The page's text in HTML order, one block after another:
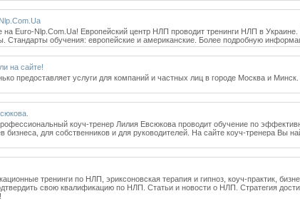
на Euro-Nlp.Com.Ua! Европейский центр НЛП проводит тренинги НЛП в
Стандарты обучения: европейские и американские. Более подробную
на сайте!
предоставляет услуги для компаний и частных лиц в городе Москва и
коуч-тренер Лилия Евсюкова проводит обучение по
бизнеса, для собственников и для руководителей. На сайте коуч-тренера
тренинги по НЛП, эриксоновская терапия и гипноз, коуч-практик,
свою квалификацию по НЛП. Статьи и новости о НЛП. Стратегия